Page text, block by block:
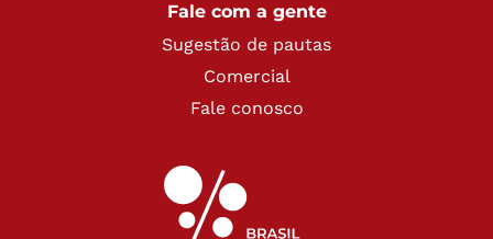
Fale com a gente
Sugestão de pautas
Comercial
Fale conosco